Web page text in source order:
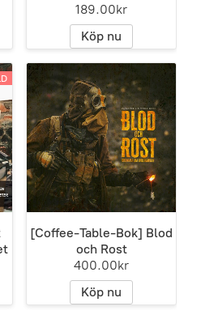
189.00kr
Köp nu
[Coffee-Table-Bok] Blod
och Rost
400.00kr
Köp nu